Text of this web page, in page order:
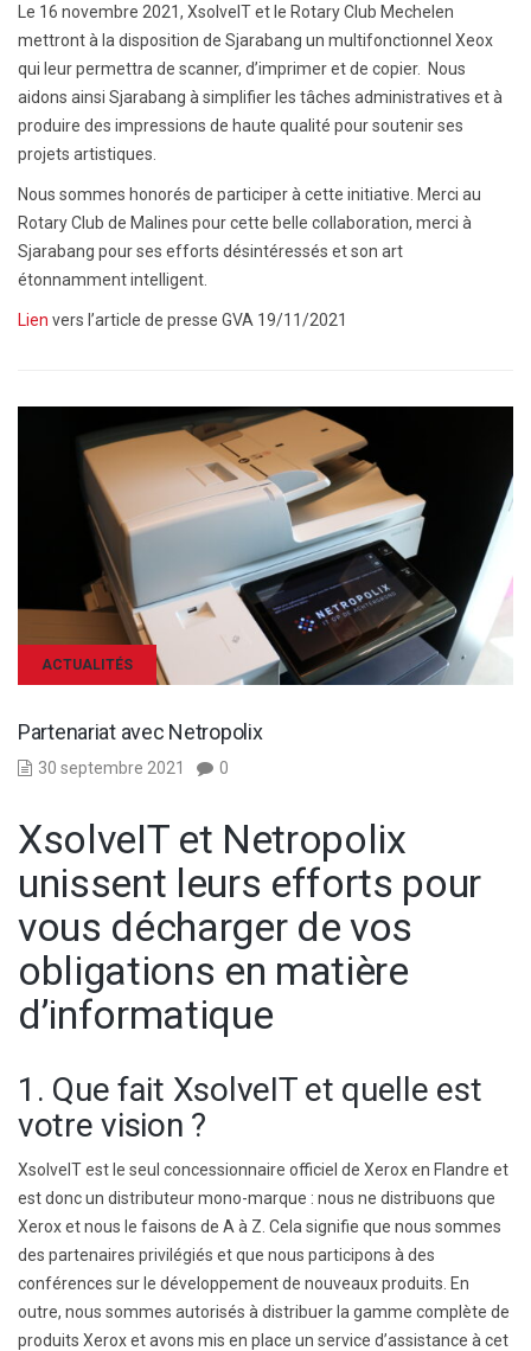
Le 16 novembre 2021, XsolveIT et le Rotary Club Mechelen
mettront à la disposition de Sjarabang un multifonctionnel Xeox
qui leur permettra de scanner, d’imprimer et de copier. Nous
aidons ainsi Sjarabang à simplifier les tâches administratives et à
produire des impressions de haute qualité pour soutenir ses
projets artistiques.
Nous sommes honorés de participer à cette initiative. Merci au
Rotary Club de Malines pour cette belle collaboration, merci à
Sjarabang pour ses efforts désintéressés et son art
étonnamment intelligent.
Lien vers l’article de presse GVA 19/11/2021
ACTUALITÉS
Partenariat avec Netropolix
30 septembre 2021 0
XsolveIT et Netropolix
unissent leurs efforts pour
vous décharger de vos
obligations en matière
d’informatique
1. Que fait XsolveIT et quelle est
votre vision ?
XsolveIT est le seul concessionnaire officiel de Xerox en Flandre et
est donc un distributeur mono-marque : nous ne distribuons que
Xerox et nous le faisons de A à Z. Cela signifie que nous sommes
des partenaires privilégiés et que nous participons à des
conférences sur le développement de nouveaux produits. En
outre, nous sommes autorisés à distribuer la gamme complète de
produits Xerox et avons mis en place un service d’assistance à cet